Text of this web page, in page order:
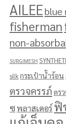
AILEEblue
fisherman
non-
SURGIMESH
silk กระเป๋าน้ำร้อน
ตรวจครรภ์ตร
ซพลาสเตอร์ฟิ